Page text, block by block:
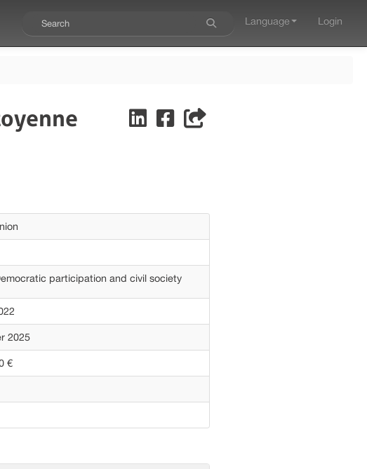
Language Login
participation and civil society
2025
€